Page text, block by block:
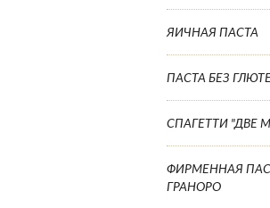
ЯИЧНАЯ ПАСТА
ПАСТА БЕЗ
СПАГЕТТИ "ДВЕ
ФИРМЕННАЯ
ГРАНОРО